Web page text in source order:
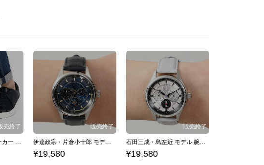
伊達政宗 モデル スニーカー 戦国BASARA 伊達政宗・片倉小十郎 モデル 腕時計 戦国BASARA
¥19,580
石田三成・島左近 モデル 腕時計 戦国BASARA
¥19,580